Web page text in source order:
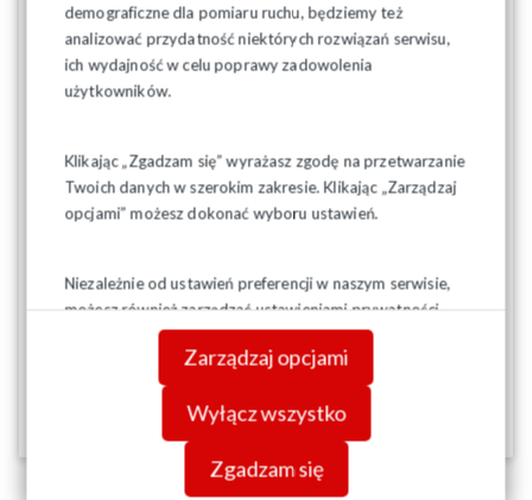
demograficzne dla pomiaru ruchu, będziemy też
analizować przydatność niektórych rozwiązań serwisu,
ich wydajność w celu poprawy zadowolenia
użytkowników.
Klikając „Zgadzam się” wyrażasz zgodę na przetwarzanie
Twoich danych w szerokim zakresie. Klikając „Zarządzaj
opcjami” możesz dokonać wyboru ustawień.
Niezależnie od ustawień preferencji w naszym serwisie,
możesz również zarządzać ustawieniami prywatności
swojej przeglądarki. Więcej informacji o przetwarzaniu
danych znajdziesz wPolityce prywatności.
Zarządzaj opcjami
Wyłącz wszystko
Zgadzam się
Źródło: Tysol.pl